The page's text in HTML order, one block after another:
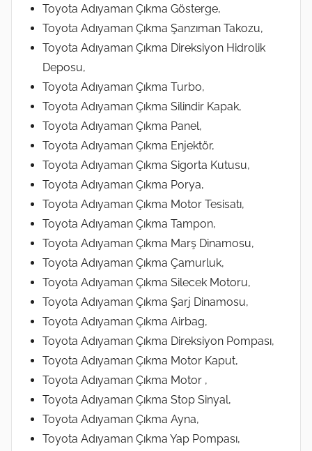
Toyota Adıyaman Çıkma Gösterge,
Toyota Adıyaman Çıkma Şanzıman Takozu,
Toyota Adıyaman Çıkma Direksiyon Hidrolik
Deposu,
Toyota Adıyaman Çıkma Turbo,
Toyota Adıyaman Çıkma Silindir Kapak,
Toyota Adıyaman Çıkma Panel,
Toyota Adıyaman Çıkma Enjektör,
Toyota Adıyaman Çıkma Sigorta Kutusu,
Toyota Adıyaman Çıkma Porya,
Toyota Adıyaman Çıkma Motor Tesisatı,
Toyota Adıyaman Çıkma Tampon,
Toyota Adıyaman Çıkma Marş Dinamosu,
Toyota Adıyaman Çıkma Çamurluk,
Toyota Adıyaman Çıkma Silecek Motoru,
Toyota Adıyaman Çıkma Şarj Dinamosu,
Toyota Adıyaman Çıkma Airbag,
Toyota Adıyaman Çıkma Direksiyon Pompası,
Toyota Adıyaman Çıkma Motor Kaput,
Toyota Adıyaman Çıkma Motor ,
Toyota Adıyaman Çıkma Stop Sinyal,
Toyota Adıyaman Çıkma Ayna,
Toyota Adıyaman Çıkma Yap Pompası,